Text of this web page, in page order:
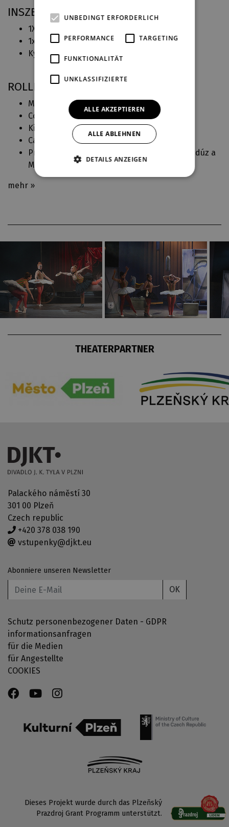
INSZENIERUNGSPRAXIS BEI DJKT
1X6 pohádek
1x6 pohádek(2019)Kostýmy
Kytice(2018) Hlasy nahráli
ROLLEN IN DJKT
Marie Turová (
Coletta (
Maškaráda
Kitty, jeho žena (Souhlas)
Caroline Crale (
Go Back for Murder
Prolog, Královna Nyola, Radúzova matka (
Radúz a
Mahulena
mehr »
THEATERPARTNER
Palackého náměstí 30
301 00 Plzeň
Czech republic
+420 378 038 190
vstupenky@djkt.eu
Abonniere unseren Newsletter
OK
Schutz personenbezogener Daten - GDPR
informationsanfragen
für die Medien
für Angestellte
COOKIES
Dieses Projekt wurde durch das Plzeňský
Prazdroj Grant Programm unterstützt.
UNBEDINGT ERFORDERLICH
PERFORMANCE TARGETING
FUNKTIONALITÄT
UNKLASSIFIZIERTE
ALLE AKZEPTIEREN
ALLE ABLEHNEN
DETAILS ANZEIGEN